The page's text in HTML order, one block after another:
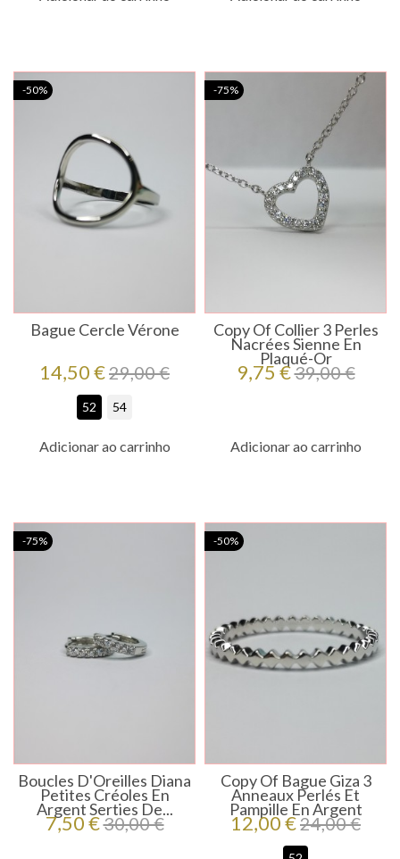
Bague Cercle Vérone
Preço
14,50 €Preço
regular
29,00 €
52 54
Adicionar ao carrinho
-50%
Copy Of Collier 3 Perles
Nacrées Sienne En
Plaqué-Or
Preço
9,75 €Preço
regular
39,00 €
Adicionar ao carrinho
-75%
Boucles D'Oreilles Diana
Petites Créoles En
Argent Serties De...
Preço
7,50 €Preço
regular
30,00 €
-75%
Copy Of Bague Giza 3
Anneaux Perlés Et
Pampille En Argent
Preço
12,00 €Preço
regular
24,00 €
-50%